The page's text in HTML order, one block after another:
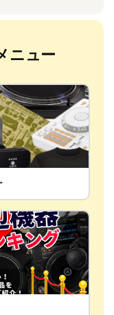
ニュー